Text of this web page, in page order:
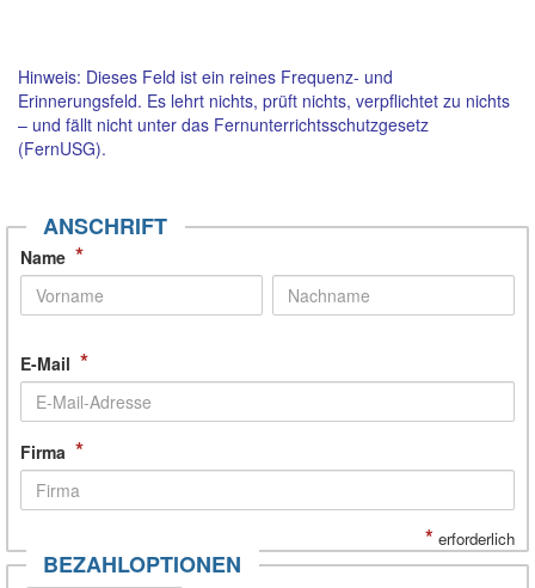
Hinweis: Dieses Feld ist ein reines Frequenz- und
Erinnerungsfeld. Es lehrt nichts, prüft nichts, verpflichtet zu nichts
– und fällt nicht unter das Fernunterrichtsschutzgesetz
(FernUSG).
ANSCHRIFT
Name *
E-Mail *
Firma *
* erforderlich
BEZAHLOPTIONEN